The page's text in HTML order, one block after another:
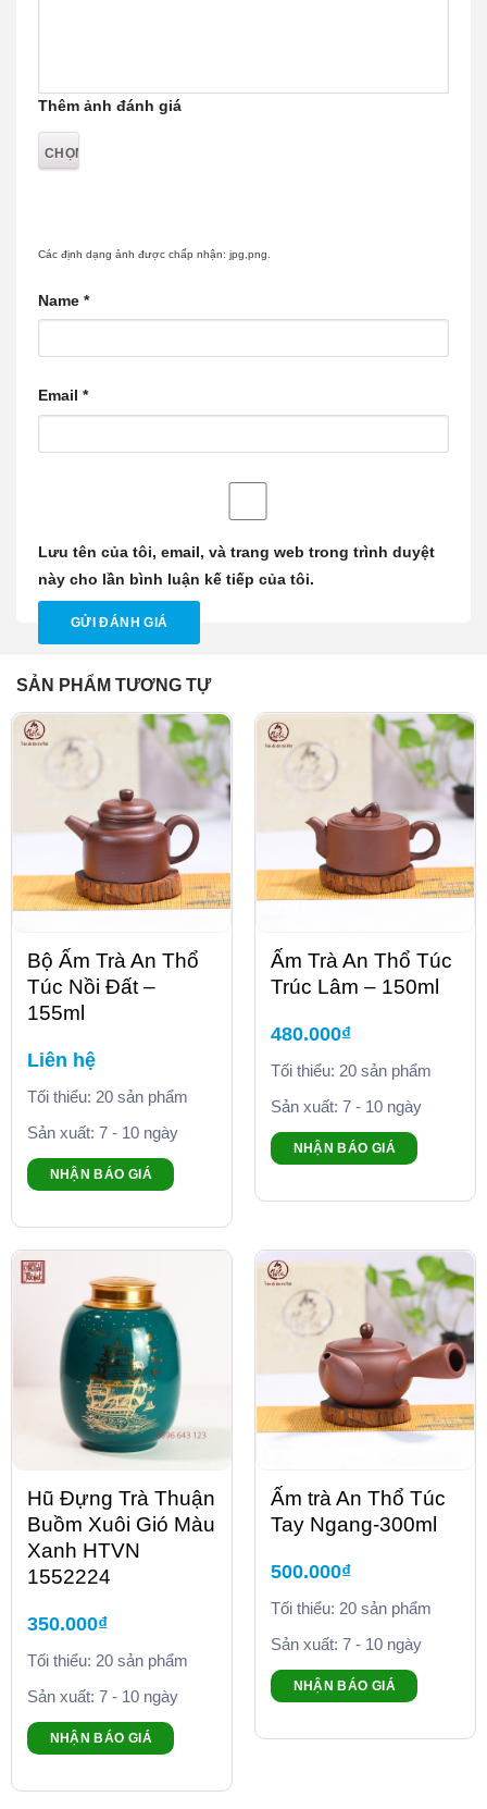
Thêm ảnh đánh giá
Các định dạng ảnh được chấp nhận: jpg,png.
Name *
Email *
Lưu tên của tôi, email, và trang web trong trình duyệt
này cho lần bình luận kế tiếp của tôi.
SẢN PHẨM TƯƠNG TỰ
Bộ Ấm Trà An Thổ
Túc Nồi Đất –
155ml
Liên hệ
Tối thiểu: 20 sản phẩm
Sản xuất: 7 - 10 ngày
NHẬN BÁO GIÁ
Ấm Trà An Thổ Túc
Trúc Lâm – 150ml
480.000₫
Tối thiểu: 20 sản phẩm
Sản xuất: 7 - 10 ngày
NHẬN BÁO GIÁ
Hũ Đựng Trà Thuận
Buồm Xuôi Gió Màu
Xanh HTVN
1552224
350.000₫
Tối thiểu: 20 sản phẩm
Sản xuất: 7 - 10 ngày
NHẬN BÁO GIÁ
Ấm trà An Thổ Túc
Tay Ngang-300ml
500.000₫
Tối thiểu: 20 sản phẩm
Sản xuất: 7 - 10 ngày
NHẬN BÁO GIÁ